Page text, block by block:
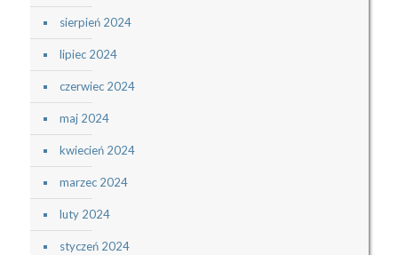
sierpień 2024
lipiec 2024
czerwiec 2024
maj 2024
kwiecień 2024
marzec 2024
luty 2024
styczeń 2024